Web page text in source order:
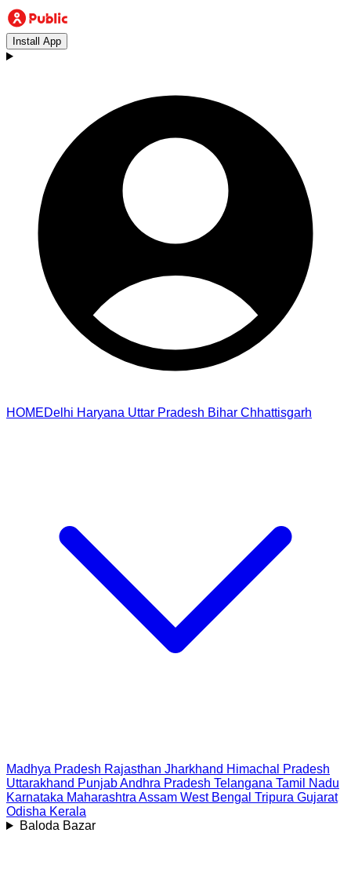
Install App
HOMEDelhi Haryana Uttar Pradesh Bihar Chhattisgarh
Madhya Pradesh Rajasthan Jharkhand Himachal Pradesh
Uttarakhand PunjabAndhra Pradesh Telangana Tamil Nadu
Karnataka Maharashtra Assam West Bengal Tripura Gujarat
Odisha Kerala
Baloda Bazar